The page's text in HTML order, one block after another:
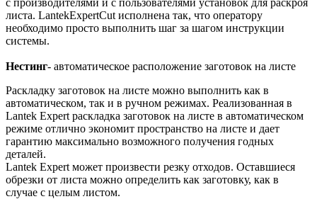
листа. LantekExpertCut исполнена так, что оператору
необходимо просто выполнить шаг за шагом инструкции
системы.
Нестинг- автоматическое расположение заготовок на листе
Раскладку заготовок на листе можно выполнить как в
автоматическом, так и в ручном режимах. Реализованная в
Lantek Expert раскладка заготовок на листе в автоматическом
режиме отлично экономит пространство на листе и дает
гарантию максимально возможного получения годных
деталей.
Lantek Expert может произвести резку отходов. Оставшиеся
обрезки от листа можно определить как заготовку, как в
случае с целым листом.